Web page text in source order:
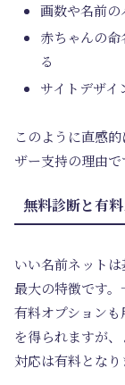
画数や名前の
赤ちゃんの
る
サイトデザ
このように直感
ザー支持の理由で
無料診断と有
いい名前ネット
最大の特徴です
有料オプション
を得られますが
対応は有料となり